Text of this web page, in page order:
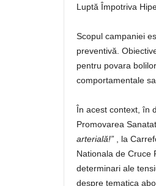
Luptă Împotriva
Scopul campaniei
preventivă.
pentru povara
comportamentale
În acest context, în
Promovarea
arterială!” , la
Nationala de Cruce
determinari ale
despre tematica